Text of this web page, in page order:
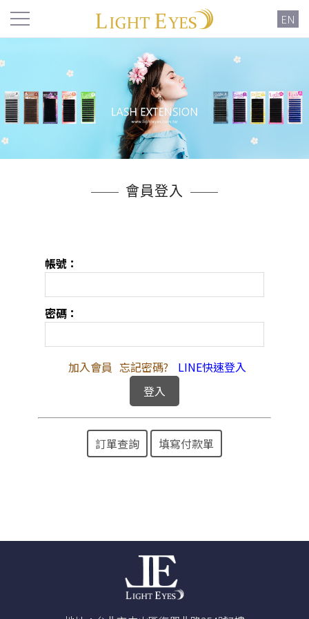
EN
會員登入
帳號：
密碼：
加入會員 忘記密碼? LINE快速登入
訂單查詢 填寫付款單